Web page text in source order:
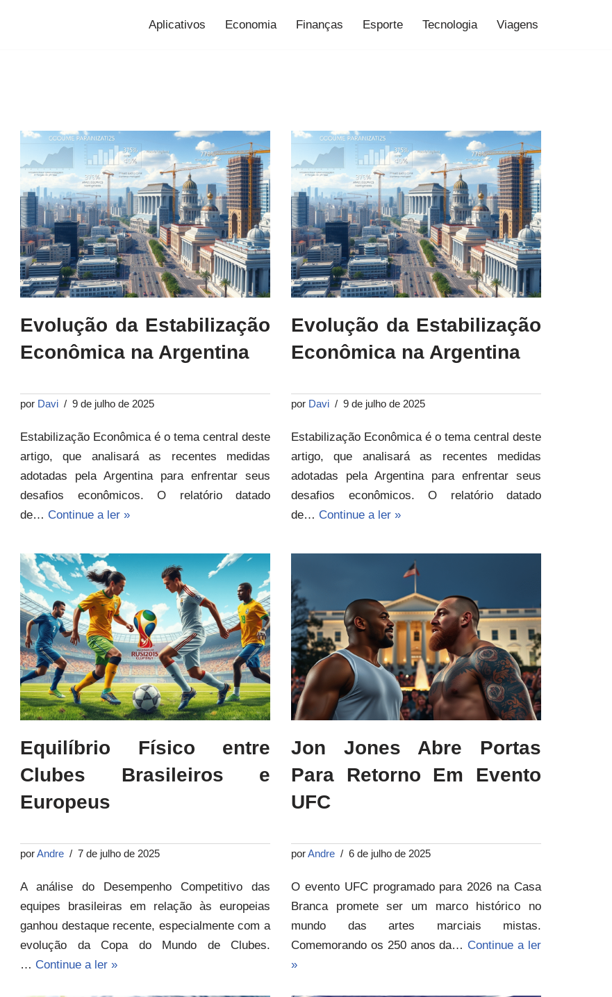
Aplicativos Economia Finanças Esporte Tecnologia Viagens
Evolução da Estabilização
Econômica na Argentina
por Davi 9 de julho de 2025
Estabilização Econômica é o tema central deste
artigo, que analisará as recentes medidas
adotadas pela Argentina para enfrentar seus
desafios econômicos. O relatório datado
de… Continue a ler »
Evolução da Estabilização
Econômica na Argentina
por Davi 9 de julho de 2025
Estabilização Econômica é o tema central deste
artigo, que analisará as recentes medidas
adotadas pela Argentina para enfrentar seus
desafios econômicos. O relatório datado
de… Continue a ler »
Equilíbrio Físico entre
Clubes Brasileiros e
Europeus
porAndre 7 de julho de 2025
A análise do Desempenho Competitivo das
equipes brasileiras em relação às europeias
ganhou destaque recente, especialmente com a
evolução da Copa do Mundo de Clubes.
… Continue a ler »
Jon Jones Abre Portas
Para Retorno Em Evento
UFC
porAndre 6 de julho de 2025
O evento UFC programado para 2026 na Casa
Branca promete ser um marco histórico no
mundo das artes marciais mistas.
Comemorando os 250 anos da… Continue a ler
»